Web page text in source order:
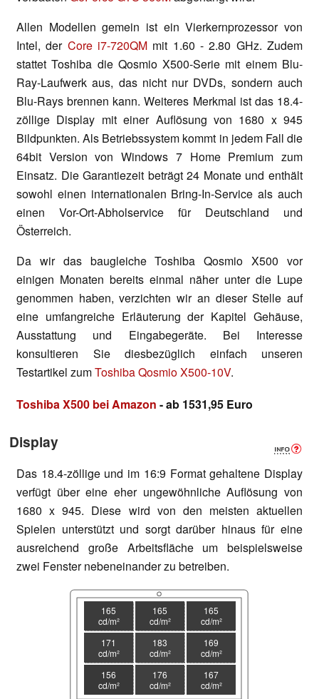
Allen Modellen gemein ist ein Vierkernprozessor von
Intel, der Core i7-720QM mit 1.60 - 2.80 GHz. Zudem
stattet Toshiba die Qosmio X500-Serie mit einem Blu-
Ray-Laufwerk aus, das nicht nur DVDs, sondern auch
Blu-Rays brennen kann. Weiteres Merkmal ist das 18.4-
zöllige Display mit einer Auflösung von 1680 x 945
Bildpunkten. Als Betriebssystem kommt in jedem Fall die
64bit Version von Windows 7 Home Premium zum
Einsatz. Die Garantiezeit beträgt 24 Monate und enthält
sowohl einen internationalen Bring-In-Service als auch
einen Vor-Ort-Abholservice für Deutschland und
Österreich.
Da wir das baugleiche Toshiba Qosmio X500 vor
einigen Monaten bereits einmal näher unter die Lupe
genommen haben, verzichten wir an dieser Stelle auf
eine umfangreiche Erläuterung der Kapitel Gehäuse,
Ausstattung und Eingabegeräte. Bei Interesse
konsultieren Sie diesbezüglich einfach unseren
Testartikel zumToshiba Qosmio X500-10V.
Toshiba X500 bei Amazon - ab 1531,95 Euro
Display
Das 18.4-zöllige und im 16:9 Format gehaltene Display
verfügt über eine eher ungewöhnliche Auflösung von
1680 x 945. Diese wird von den meisten aktuellen
Spielen unterstützt und sorgt darüber hinaus für eine
ausreichend große Arbeitsfläche um beispielsweise
zwei Fenster nebeneinander zu betreiben.
165
cd/m²
165
cd/m²
165
cd/m²
171
cd/m²
183
cd/m²
169
cd/m²
156
cd/m²
176
cd/m²
167
cd/m²